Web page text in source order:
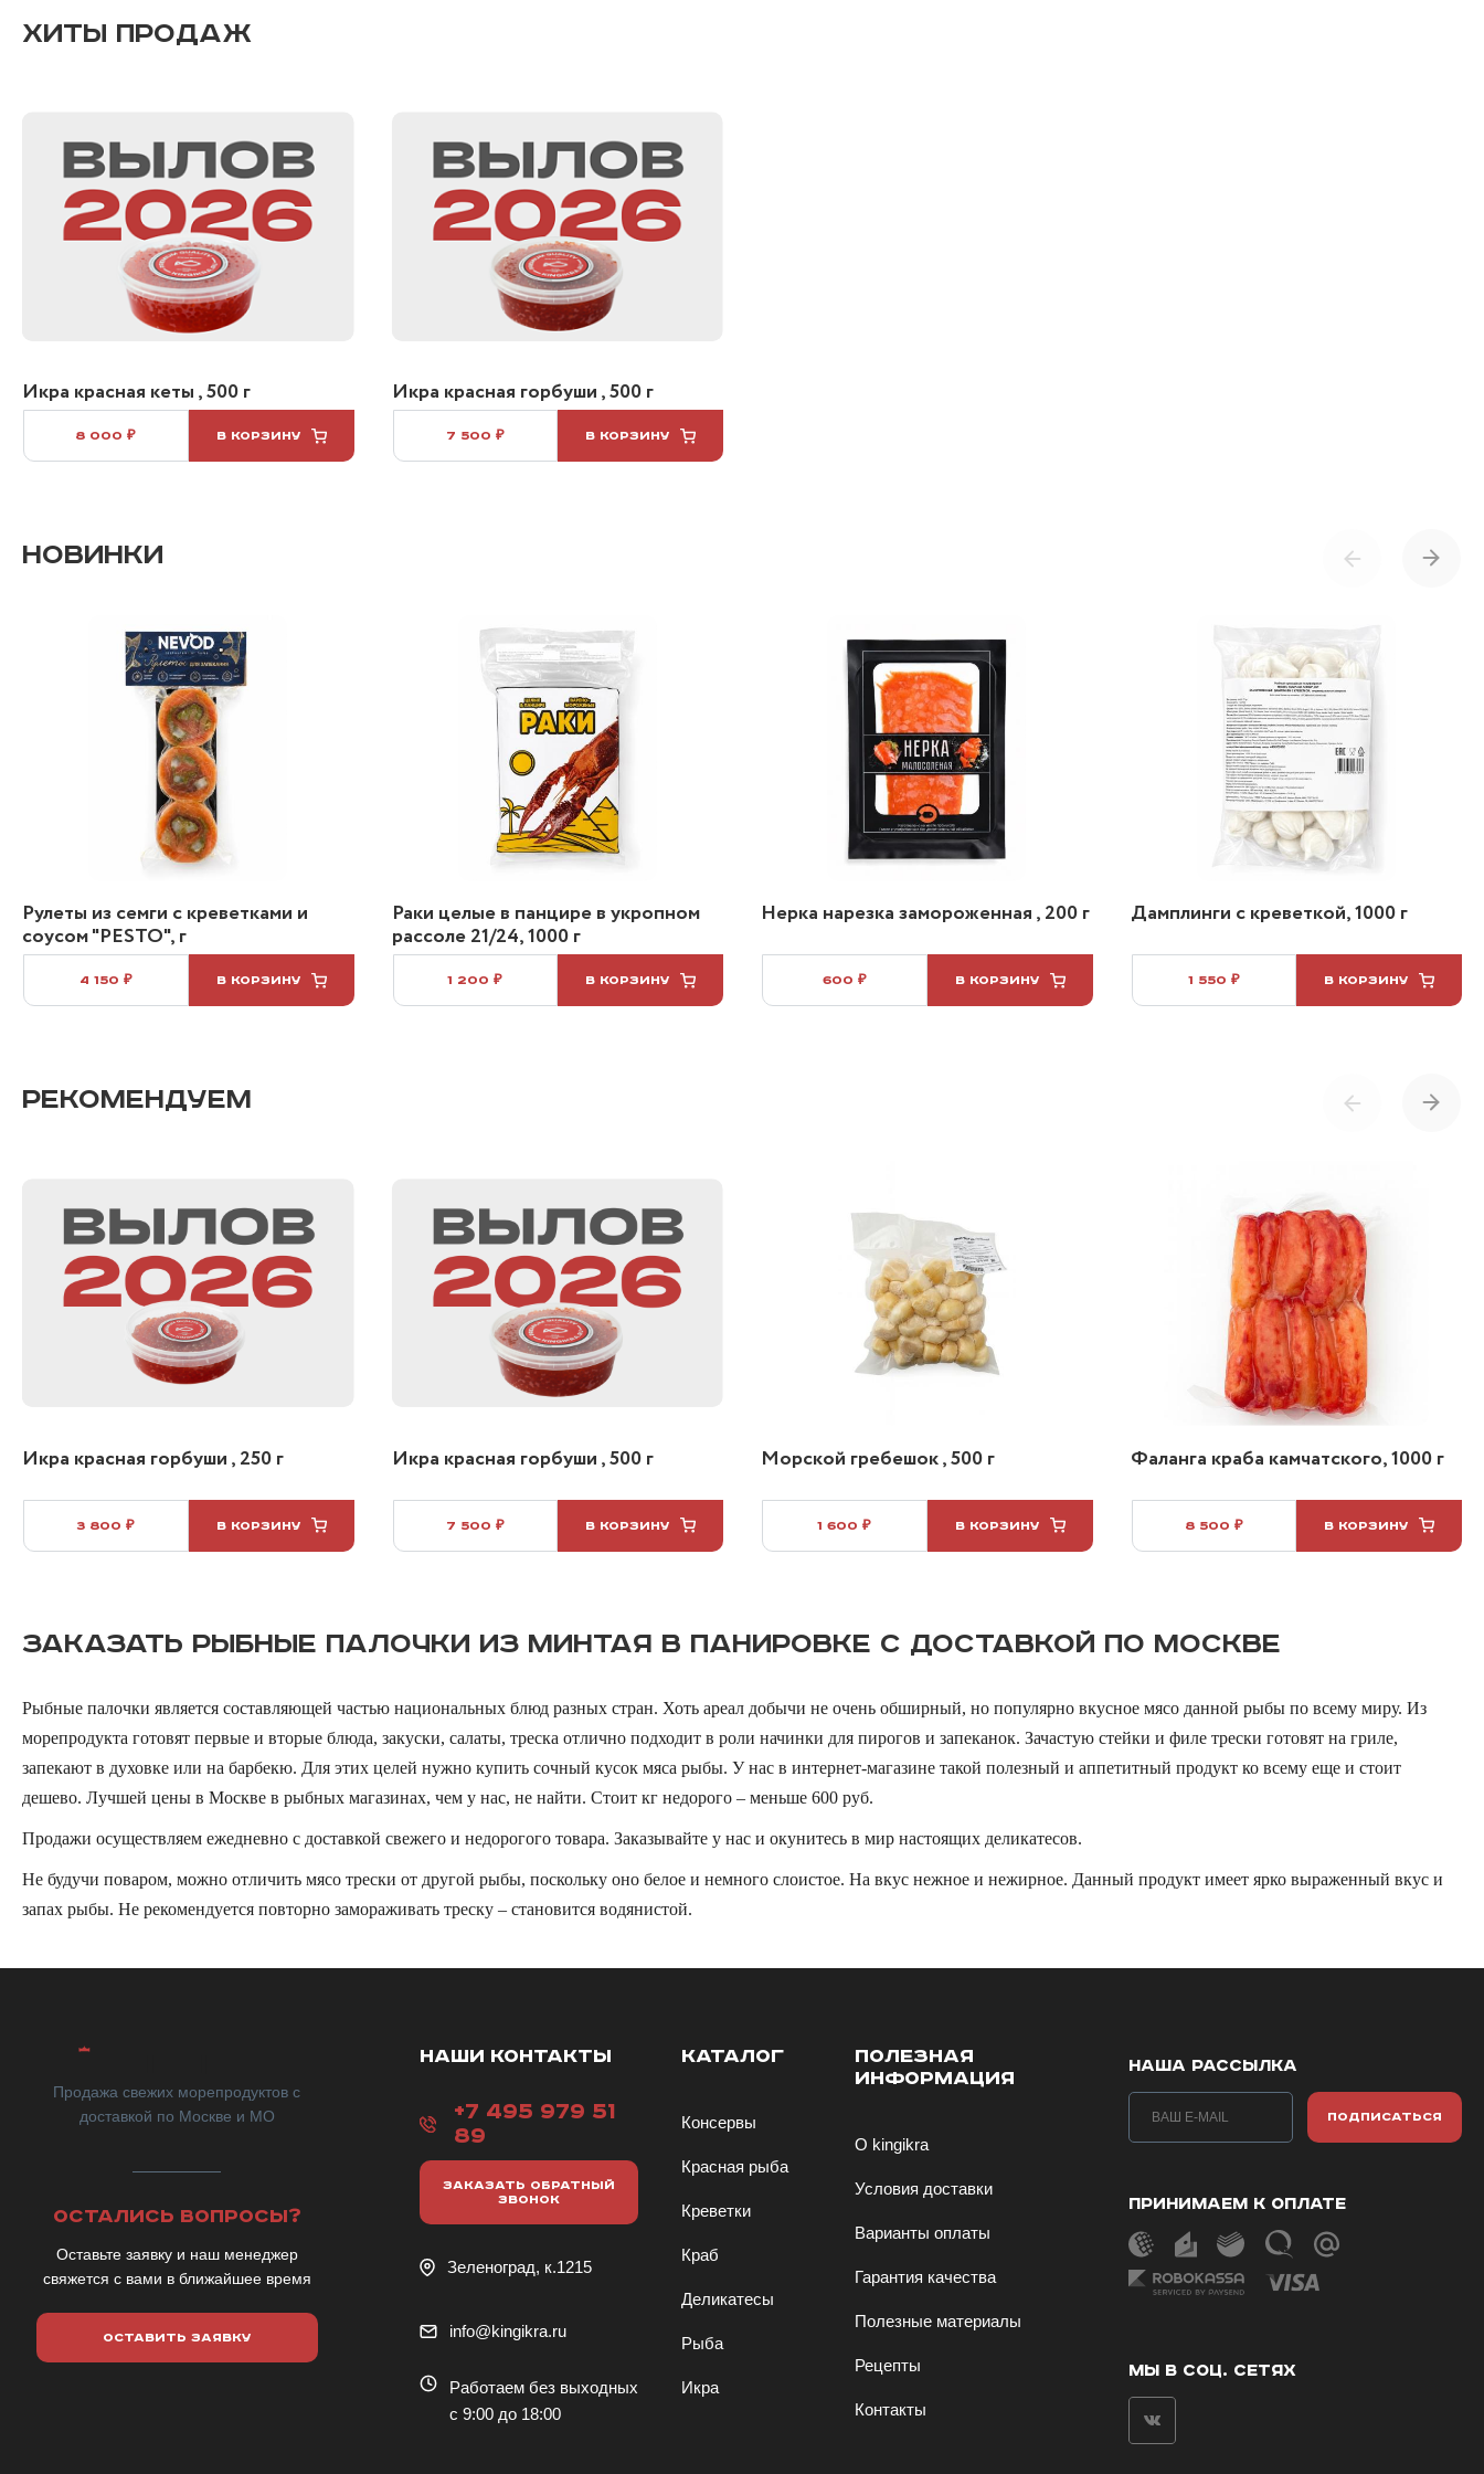
ХИТЫ ПРОДАЖ
Икра красная кеты , 500 г
8 000 ₽ В КОРЗИНУ
Икра красная горбуши , 500 г
7 500 ₽ В КОРЗИНУ
НОВИНКИ
Рулеты из семги с креветками и
соусом "PESTO", г
4 150 ₽ В КОРЗИНУ
Раки целые в панцире в укропном
рассоле 21/24, 1000 г
1 200 ₽ В КОРЗИНУ
Нерка нарезка замороженная , 200 г
600 ₽ В КОРЗИНУ
Дамплинги с креветкой, 1000 г
1 550 ₽ В КОРЗИНУ
РЕКОМЕНДУЕМ
Икра красная горбуши , 250 г
3 800 ₽ В КОРЗИНУ
Икра красная горбуши , 500 г
7 500 ₽ В КОРЗИНУ
Морской гребешок , 500 г
1 600 ₽ В КОРЗИНУ
Фаланга краба камчатского, 1000 г
8 500 ₽ В КОРЗИНУ
ЗАКАЗАТЬ РЫБНЫЕ ПАЛОЧКИ ИЗ МИНТАЯ В ПАНИРОВКЕ С ДОСТАВКОЙ ПО МОСКВЕ
Рыбные палочки является составляющей частью национальных блюд разных стран. Хоть ареал добычи не очень обширный, но популярно вкусное мясо данной рыбы по всему миру. Из
морепродукта готовят первые и вторые блюда, закуски, салаты, треска отлично подходит в роли начинки для пирогов и запеканок. Зачастую стейки и филе трески готовят на гриле,
запекают в духовке или на барбекю. Для этих целей нужно купить сочный кусок мяса рыбы. У нас в интернет-магазине такой полезный и аппетитный продукт ко всему еще и стоит
дешево. Лучшей цены в Москве в рыбных магазинах, чем у нас, не найти. Стоит кг недорого – меньше 600 руб.
Продажи осуществляем ежедневно с доставкой свежего и недорогого товара. Заказывайте у нас и окунитесь в мир настоящих деликатесов.
Не будучи поваром, можно отличить мясо трески от другой рыбы, поскольку оно белое и немного слоистое. На вкус нежное и нежирное. Данный продукт имеет ярко выраженный вкус и
запах рыбы. Не рекомендуется повторно замораживать треску – становится водянистой.
Продажа свежих морепродуктов с
доставкой по Москве и МО
ОСТАЛИСЬ ВОПРОСЫ?
Оставьте заявку и наш менеджер
свяжется с вами в ближайшее время
ОСТАВИТЬ ЗАЯВКУ
НАШИ КОНТАКТЫ
+7 495 979 51
89
ЗАКАЗАТЬ ОБРАТНЫЙ
ЗВОНОК
Зеленоград, к.1215
info@kingikra.ru
Работаем без выходных
с 9:00 до 18:00
КАТАЛОГ
Консервы
Красная рыба
Креветки
Краб
Деликатесы
Рыба
Икра
ПОЛЕЗНАЯ
ИНФОРМАЦИЯ
О kingikra
Условия доставки
Варианты оплаты
Гарантия качества
Полезные материалы
Рецепты
Контакты
НАША РАССЫЛКА
ПОДПИСАТЬСЯ
ПРИНИМАЕМ К ОПЛАТЕ
МЫ В СОЦ. СЕТЯХ